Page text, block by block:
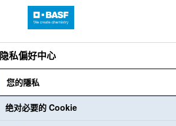
語言 個人資料登入
隐私偏好中心
您的隱私
绝对必要的 Cookie